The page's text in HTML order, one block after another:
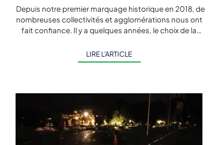
Depuis notre premier marquage historique en 2018, de
nombreuses collectivités et agglomérations nous ont
fait confiance. Il y a quelques années, le choix de la
LIRE L'ARTICLE